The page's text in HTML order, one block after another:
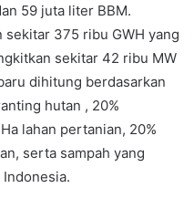
59 juta liter BBM.
375 ribu GWH yang
sekitar 42 ribu MW
dihitung berdasarkan
hutan , 20%
lahan pertanian, 20%
serta sampah yang